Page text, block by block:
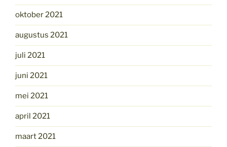
oktober 2021
augustus 2021
juli 2021
juni 2021
mei 2021
april 2021
maart 2021